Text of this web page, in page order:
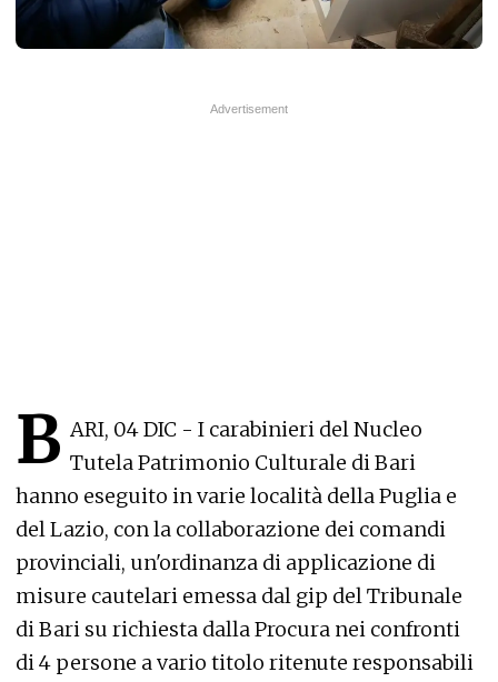
B ARI, 04 DIC - I carabinieri del Nucleo
Tutela Patrimonio Culturale di Bari
hanno eseguito in varie località della Puglia e
del Lazio, con la collaborazione dei comandi
provinciali, un'ordinanza di applicazione di
misure cautelari emessa dal gip del Tribunale
di Bari su richiesta dalla Procura nei confronti
di 4 persone a vario titolo ritenute responsabili